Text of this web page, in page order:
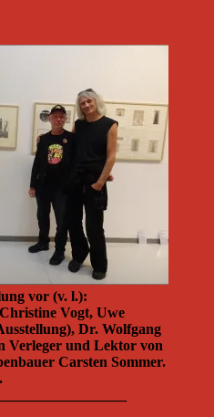
vor (v. l.):
Vogt, Uwe
Dr. Wolfgang
Verleger und Lektor von
Carsten Sommer.